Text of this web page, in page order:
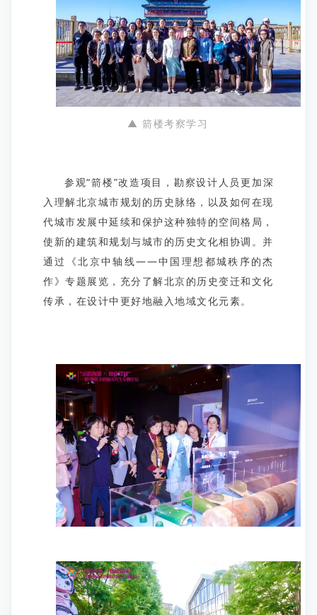
▲ 箭楼考察学习
参观“箭楼”改造项目，勘察设计人员更加深
入理解北京城市规划的历史脉络，以及如何在现
代城市发展中延续和保护这种独特的空间格局，
使新的建筑和规划与城市的历史文化相协调。并
通过《北京中轴线——中国理想都城秩序的杰
作》专题展览，充分了解北京的历史变迁和文化
传承，在设计中更好地融入地域文化元素。